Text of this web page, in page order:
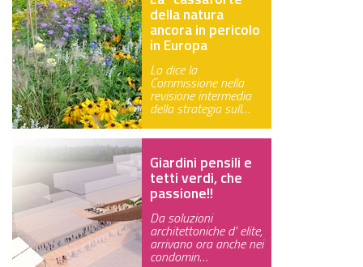
della natura
ancora in pericolo
in Europa
Lo dice la
Commissione nella
revisione intermedia
della strategia sull…
Giardini pensili e
tetti verdi, che
passione!!
Da soluzioni
architettoniche d’ elite,
arrivano ora anche nei
condomin…